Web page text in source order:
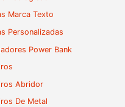
Marca Texto
Personalizadas
Power Bank
Abridor
De Metal